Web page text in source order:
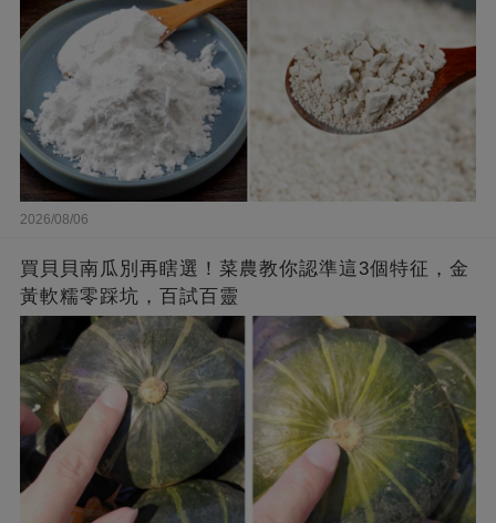
2026/08/06
買貝貝南瓜別再瞎選！菜農教你認準這3個特征，金
黃軟糯零踩坑，百試百靈